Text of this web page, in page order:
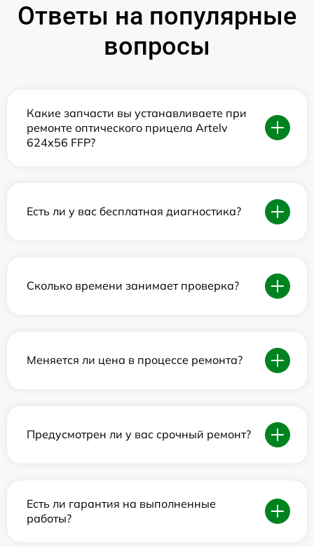
Ответы на популярные
вопросы
Какие запчасти вы устанавливаете при
ремонте оптического прицела Artelv
624x56 FFP?
Есть ли у вас бесплатная диагностика?
Сколько времени занимает проверка?
Меняется ли цена в процессе ремонта?
Предусмотрен ли у вас срочный ремонт?
Есть ли гарантия на выполненные
работы?